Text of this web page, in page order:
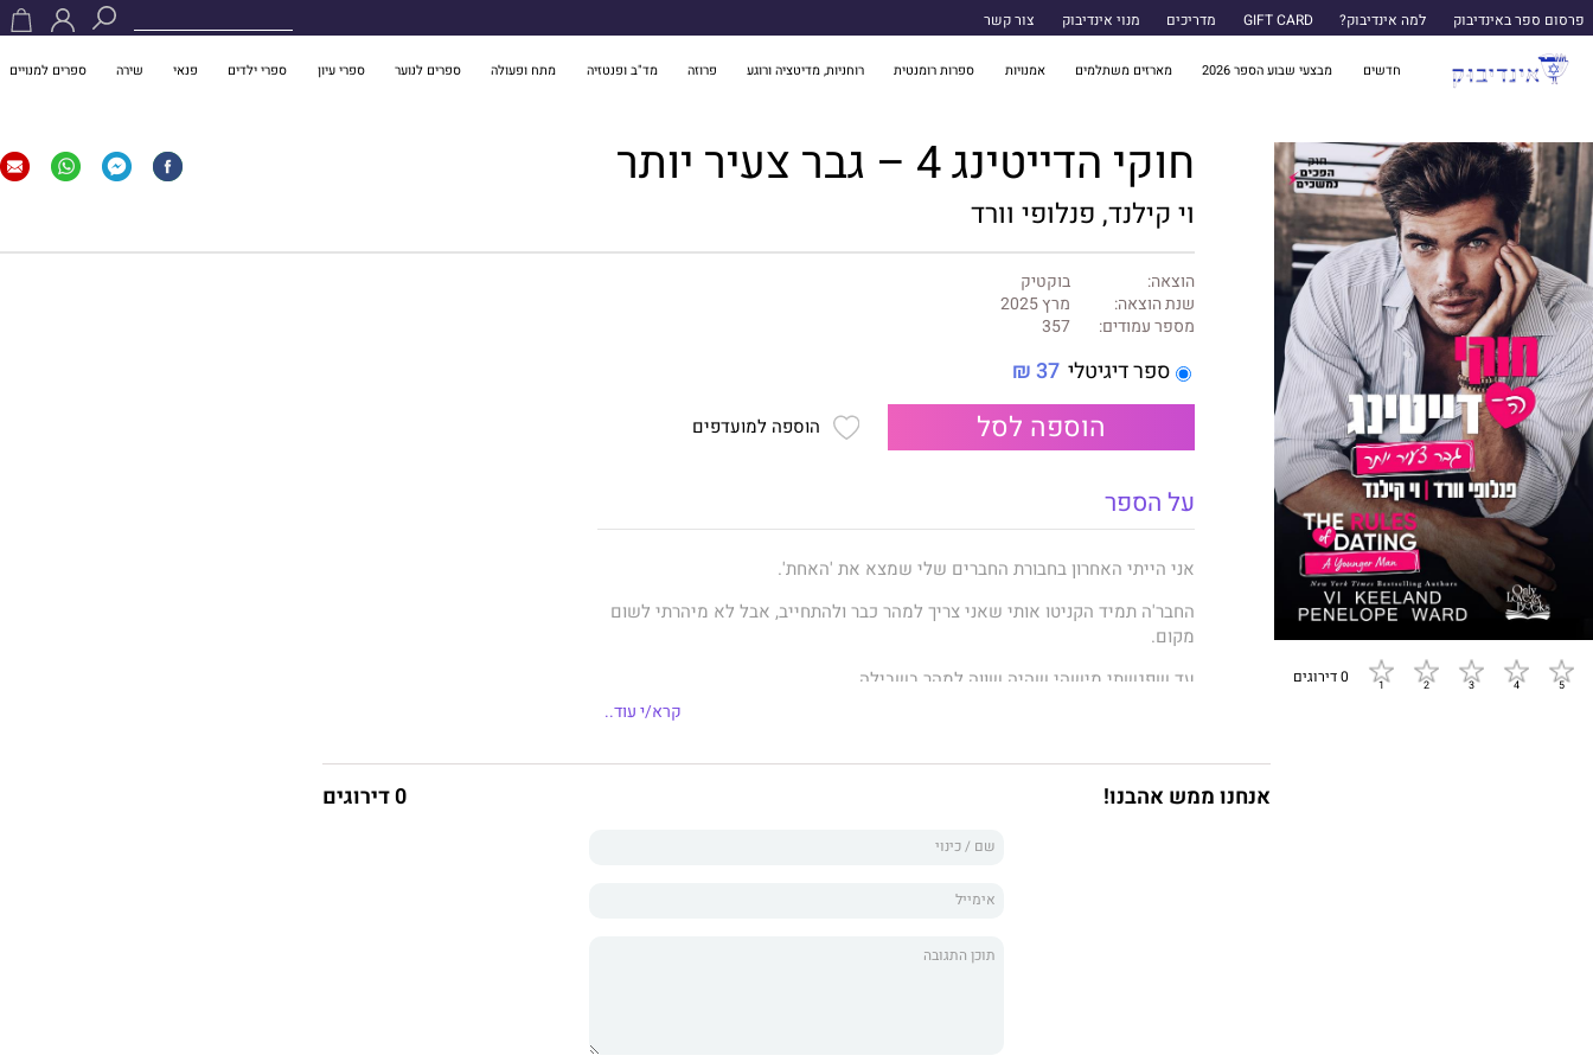
פרסום ספר באינדיבוק למה אינדיבוק? GIFT CARD מדריכים מנוי אינדיבוק צור קשר
חדשים מבצעי שבוע הספר 2026 מארזים משתלמים אמנויות ספרות רומנטית רוחניות, מדיטציה ורוגע פרוזה מד"ב ופנטזיה מתח ופעולה ספרים לנוער ספרי עיון ספרי ילדים פנאי שירה ספרים למנויים
0 דירוגים
חוקי הדייטינג 4 – גבר צעיר יותר
וי קילנד, פנלופי וורד
הוצאה:
בוקטיק
שנת הוצאה:
מרץ 2025
מספר עמודים:
357
ספר דיגיטלי 37 ₪
הוספה לסל הוספה למועדפים
על הספר
אני הייתי האחרון בחבורת החברים שלי שמצא את 'האחת'.
החבר'ה תמיד הקניטו אותי שאני צריך למהר כבר ולהתחייב, אבל לא מיהרתי לשום
מקום.
עד שפגשתי מישהי שהיה שווה למהר בשבילה.
אלכס הייתה אחת ממתנדבי סוף השבוע ב'בית של ריאן' – קרן צדקה שייסדתי
לא היה לי מושג שהיא אותו האדם שהתווכחתי איתו באימיילים לפני שהפרויקט
במציאות? היא הייתה פצצה בלונדינית שהקסימה אותי מהשנייה שנפגשנו פנים מול
לצערי, אלכס התעקשה שאני צעיר מדי בשבילה. שנאתי שהיא הרגישה ככה, כי גיל
קרא/י עוד..
אנחנו ממש אהבנו! 0 דירוגים